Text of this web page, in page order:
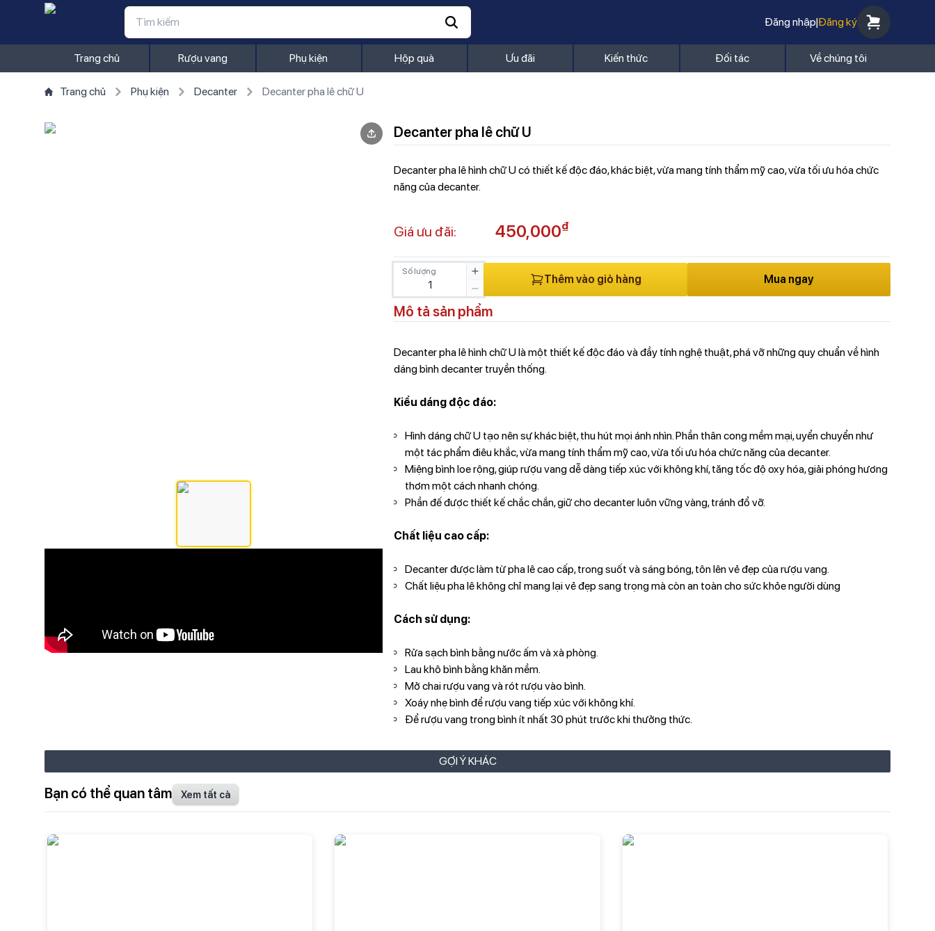
Đăng nhập|Đăng ký
Trang chủ Rượu vang Phụ kiện Hộp quà Ưu đãi Kiến thức Đối tác Về chúng tôi
Trang chủ Phụ kiện Decanter Decanter pha lê chữ U
Decanter pha lê chữ U
Decanter pha lê hình chữ U có thiết kế độc đáo, khác biệt, vừa mang tính thẩm mỹ cao, vừa tối ưu hóa chức
năng của decanter.
Giá ưu đãi: 450,000₫
Số lượng
Thêm vào giỏ hàng Mua ngay
Mô tả sản phẩm
Decanter pha lê hình chữ U là một thiết kế độc đáo và đầy tính nghệ thuật, phá vỡ những quy chuẩn về hình
dáng bình decanter truyền thống.
Kiểu dáng độc đáo:
Hình dáng chữ U tạo nên sự khác biệt, thu hút mọi ánh nhìn. Phần thân cong mềm mại, uyển chuyển như
một tác phẩm điêu khắc, vừa mang tính thẩm mỹ cao, vừa tối ưu hóa chức năng của decanter.
Miệng bình loe rộng, giúp rượu vang dễ dàng tiếp xúc với không khí, tăng tốc độ oxy hóa, giải phóng hương
thơm một cách nhanh chóng.
Phần đế được thiết kế chắc chắn, giữ cho decanter luôn vững vàng, tránh đổ vỡ.
Chất liệu cao cấp:
Decanter được làm từ pha lê cao cấp, trong suốt và sáng bóng, tôn lên vẻ đẹp của rượu vang.
Chất liệu pha lê không chỉ mang lại vẻ đẹp sang trọng mà còn an toàn cho sức khỏe người dùng
Cách sử dụng:
Rửa sạch bình bằng nước ấm và xà phòng.
Lau khô bình bằng khăn mềm.
Mở chai rượu vang và rót rượu vào bình.
Xoáy nhẹ bình để rượu vang tiếp xúc với không khí.
Để rượu vang trong bình ít nhất 30 phút trước khi thưởng thức.
GỢI Ý KHÁC
Bạn có thể quan tâm Xem tất cả